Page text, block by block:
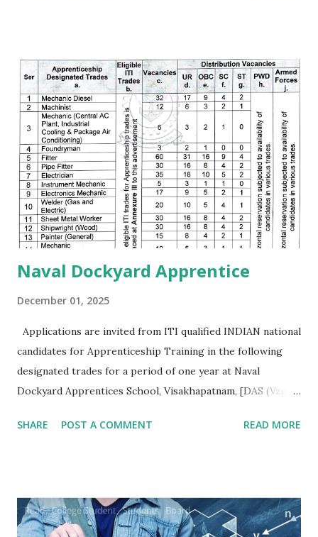
కాకూడదు అంటే నేను మా రాష్ట్రము లోనే ఉద్యోగాలకి అప్లై చేస్తాను ఇక
మిగతావి చెయ్యను అంటేయ్ మీకు ఉద్యోగమొచ్చే అవకాశములు 90%
తగ్గిపోతాయి. అదే మీరు భారతదేశం మొత్తం నాదే అనే పరీక్షా రాయండి
తప్పకుండ 90% అవకాశాలు పెరుగుతాయి. మీరు ఒక్కటి గుర్తుంచుకోండి
మనకి ఎక్కడ ఉద్యోగమొస్తే అక్కడ వసతి గృహాలు ( govt quarters )
ఉంటాయి. ఉద్యోగం సంపాదించాలి అంటే ఏం చదవాలి ఎలా చదవాలి ?
ఐ.టి.ఐ పూర్తి చేసినదగ్గరనుండే చదవ...
Naval Dockyard Apprentice
December 01, 2025
Applications are invited from ITI qualified INDIAN national
candidates for Apprenticeship Training in the following
designated trades for a period of one year at Naval
Dockyard Apprentices School, Visakhapatnam, [DAS (Vzg)]
accordance with Apprentices Act 1961 read ni conjunction
restriction for apprenticeship training as per Ministry of
Skill Development and Entrepreneurship (MSDE) office
SHARE POST A COMMENT READ MORE